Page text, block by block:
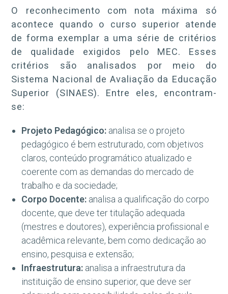
O reconhecimento com nota máxima só
acontece quando o curso superior atende
de forma exemplar a uma série de critérios
de qualidade exigidos pelo MEC. Esses
critérios são analisados por meio do
Sistema Nacional de Avaliação da Educação
Superior (SINAES). Entre eles, encontram-
se:
Projeto Pedagógico: analisa se o projeto
pedagógico é bem estruturado, com objetivos
claros, conteúdo programático atualizado e
coerente com as demandas do mercado de
trabalho e da sociedade;
Corpo Docente: analisa a qualificação do corpo
docente, que deve ter titulação adequada
(mestres e doutores), experiência profissional e
acadêmica relevante, bem como dedicação ao
ensino, pesquisa e extensão;
Infraestrutura: analisa a infraestrutura da
instituição de ensino superior, que deve ser